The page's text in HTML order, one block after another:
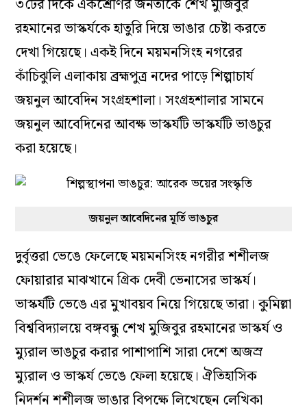
৩টের দিকে একশ্রেণির জনতাকে শেখ মুজিবুর
রহমানের ভাস্কর্যকে হাতুরি দিয়ে ভাঙার চেষ্টা করতে
দেখা গিয়েছে। একই দিনে ময়মনসিংহ নগরের
কাঁচিঝুলি এলাকায় ব্রহ্মপুত্র নদের পাড়ে শিল্পাচার্য
জয়নুল আবেদিন সংগ্রহশালা। সংগ্রহশালার সামনে
জয়নুল আবেদিনের আবক্ষ ভাস্কর্যটি ভাস্কর্যটি ভাঙচুর
করা হয়েছে।
জয়নুল আবেদিনের মূর্তি ভাঙচুর
দুর্বৃত্তরা ভেঙে ফেলেছে ময়মনসিংহ নগরীর শশীলজ
ফোয়ারার মাঝখানে গ্রিক দেবী ভেনাসের ভাস্কর্য।
ভাস্কর্যটি ভেঙে এর মুখাবয়ব নিয়ে গিয়েছে তারা। কুমিল্লা
বিশ্ববিদ্যালয়ে বঙ্গবন্ধু শেখ মুজিবুর রহমানের ভাস্কর্য ও
ম্যুরাল ভাঙচুর করার পাশাপাশি সারা দেশে অজস্র
ম্যুরাল ও ভাস্কর্য ভেঙে ফেলা হয়েছে। ঐতিহাসিক
নিদর্শন শশীলজ ভাঙার বিপক্ষে লিখেছেন লেখিকা